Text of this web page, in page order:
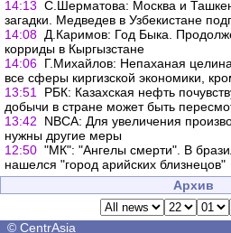
14:13 С.Шерматова: Москва и
загадки. Медведев в Узбекистане
14:08 Д.Каримов: Год Быка.
корриды в Кыргызстане
14:06 Г.Михайлов: Непаханая
все сферы киргизской экономики,
13:51
РБК: Казахская нефть
добычи в стране может быть
13:42
NBCA: Для увеличения
нужны другие меры
12:50 "МК": "Ангелы смерти". В
нашелся "город арийских близнецов"
Архив
© CentrAsia